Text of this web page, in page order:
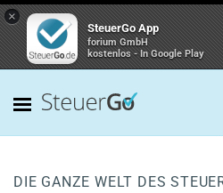
×
SteuerGo App
forium GmbH
kostenlos - In Google Play
DIE GANZE WELT DES